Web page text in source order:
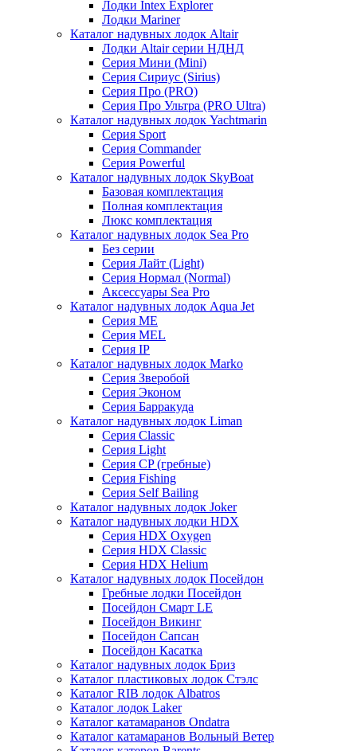
Лодки Intex Explorer
Лодки Mariner
Каталог надувных лодок Altair
Лодки Altair серии НДНД
Серия Мини (Mini)
Серия Сириус (Sirius)
Серия Про (PRO)
Серия Про Ультра (PRO Ultra)
Каталог надувных лодок Yachtmarin
Серия Sport
Серия Commander
Серия Powerful
Каталог надувных лодок SkyBoat
Базовая комплектация
Полная комплектация
Люкс комплектация
Каталог надувных лодок Sea Pro
Без серии
Серия Лайт (Light)
Серия Нормал (Normal)
Аксессуары Sea Pro
Каталог надувных лодок Aqua Jet
Серия ME
Серия MEL
Серия IP
Каталог надувных лодок Marko
Серия Зверобой
Серия Эконом
Серия Барракуда
Каталог надувных лодок Liman
Серия Classic
Серия Light
Серия CP (гребные)
Серия Fishing
Серия Self Bailing
Каталог надувных лодок Joker
Каталог надувных лодки HDX
Серия HDX Oxygen
Серия HDX Classic
Серия HDX Helium
Каталог надувных лодок Посейдон
Гребные лодки Посейдон
Посейдон Смарт LE
Посейдон Викинг
Посейдон Сапсан
Посейдон Касатка
Каталог надувных лодок Бриз
Каталог пластиковых лодок Стэлс
Каталог RIB лодок Albatros
Каталог лодок Laker
Каталог катамаранов Ondatra
Каталог катамаранов Вольный Ветер